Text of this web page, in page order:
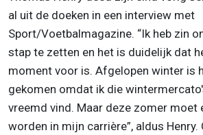
al uit de doeken in een interview met
Sport/Voetbalmagazine. “Ik heb zin
stap te zetten en het is duidelijk dat
moment voor is. Afgelopen winter is
gekomen omdat ik die
vreemd vind. Maar deze zomer moet
worden in mijn carrière”, aldus